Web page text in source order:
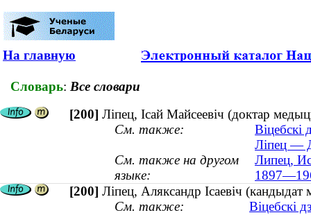
На главную
Словарь: Все словари
[200] Ліпец, Ісай Майсеевіч (доктар
См. также:
Віцебскі
Ліпец —
См. также на другом
языке:
Липец,
[200] Ліпец, Аляксандр Ісаевіч
См. также:
Віцебскі